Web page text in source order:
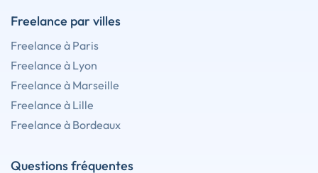
Freelance par villes
Freelance à Paris
Freelance à Lyon
Freelance à Marseille
Freelance à Lille
Freelance à Bordeaux
Questions fréquentes